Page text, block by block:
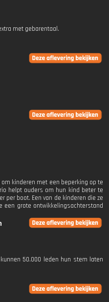
met gebarentaal.
kinderen met een beperking op te
helpt ouders om hun kind beter te
per boot. Een van de kinderen die ze
een grote ontwikkelingsachterstand
50.000 leden hun stem laten